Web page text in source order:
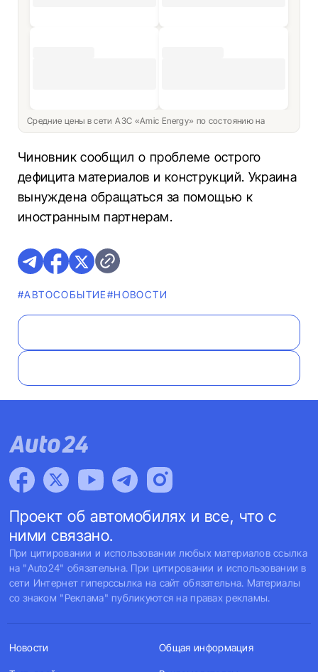
Средние цены в сети АЗС «Amic Energy» по состоянию на
Чиновник сообщил о проблеме острого
дефицита материалов и конструкций. Украина
вынуждена обращаться за помощью к
иностранным партнерам.
#АВТОСОБЫТИЕ#НОВОСТИ
Проект об автомобилях и все, что с
ними связано.
При цитировании и использовании любых материалов ссылка
на "Auto24" обязательна. При цитировании и использовании в
сети Интернет гиперссылка на сайт обязательна. Материалы
со знаком "Реклама" публикуются на правах рекламы.
Новости Общая информация